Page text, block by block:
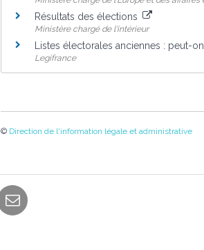
Résultats des élections
Ministère chargé de l'intérieur
Listes électorales anciennes : peut-
Legifrance
© Direction de l'information légale et administrative